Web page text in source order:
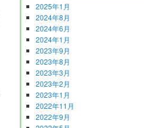
2025年1月
2024年8月
2024年6月
2024年1月
2023年9月
2023年8月
2023年3月
2023年2月
2023年1月
2022年11月
2022年9月